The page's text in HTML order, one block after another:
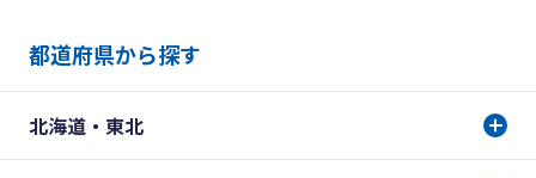
都道府県から探す
北海道・東北